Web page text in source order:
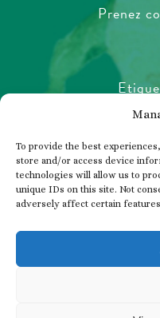
To provide the best
store and/or access device
technologies will allow us to
unique IDs on this site. Not
adversely affect certain
Prenez
Politique
Politique
Accord
Photos,
© 2026 THE